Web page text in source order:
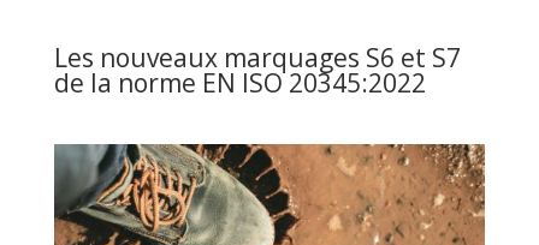
Les nouveaux marquages S6 et S7
de la norme EN ISO 20345:2022